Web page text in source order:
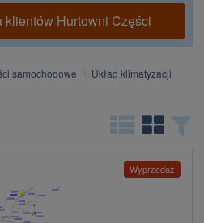
klientów Hurtowni Części
samochodowe Układ klimatyzacji
Wyprzedaż